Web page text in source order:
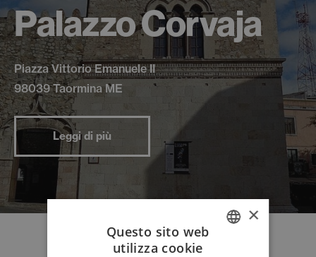
Palazzo Corvaja
Piazza Vittorio Emanuele II
98039 Taormina ME
Leggi di più
×
Questo sito web
utilizza cookie